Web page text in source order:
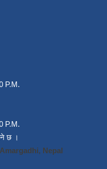
P.M.
P.M.
छ ।
Nepal